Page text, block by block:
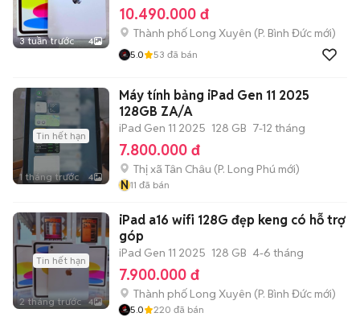
3 tuần trước 4
10.490.000 đ
Thành phố Long Xuyên (P. Bình Đức mới)
5.0 53 đã bán
Tin hết hạn
1 tháng trước 4
Máy tính bảng iPad Gen 11 2025
128GB ZA/A
iPad Gen 11 2025 128 GB 7-12 tháng
7.800.000 đ
Thị xã Tân Châu (P. Long Phú mới)
N11 đã bán
Tin hết hạn
2 tháng trước 4
iPad a16 wifi 128G đẹp keng có hỗ trợ
góp
iPad Gen 11 2025 128 GB 4-6 tháng
7.900.000 đ
Thành phố Long Xuyên (P. Bình Đức mới)
5.0 220 đã bán